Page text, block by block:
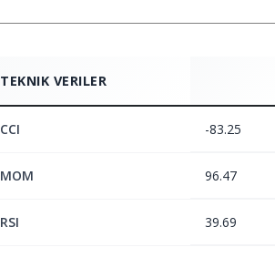
TEKNIK VERILER
CCI -83.25
MOM 96.47
RSI 39.69